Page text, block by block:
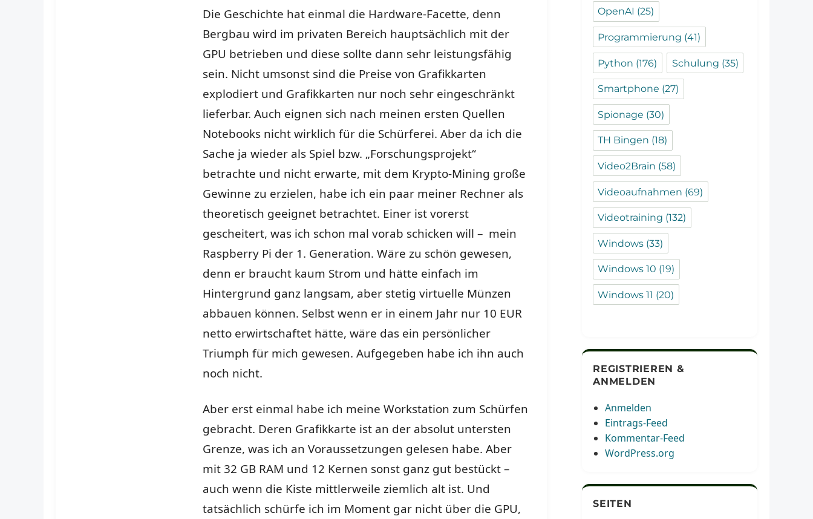
Die Geschichte hat einmal die Hardware-Facette, denn
Bergbau wird im privaten Bereich hauptsächlich mit der
GPU betrieben und diese sollte dann sehr leistungsfähig
sein. Nicht umsonst sind die Preise von Grafikkarten
explodiert und Grafikkarten nur noch sehr eingeschränkt
lieferbar. Auch eignen sich nach meinen ersten Quellen
Notebooks nicht wirklich für die Schürferei. Aber da ich die
Sache ja wieder als Spiel bzw. „Forschungsprojekt“
betrachte und nicht erwarte, mit dem Krypto-Mining große
Gewinne zu erzielen, habe ich ein paar meiner Rechner als
theoretisch geeignet betrachtet. Einer ist vorerst
gescheitert, was ich schon mal vorab schicken will – mein
Raspberry Pi der 1. Generation. Wäre zu schön gewesen,
denn er braucht kaum Strom und hätte einfach im
Hintergrund ganz langsam, aber stetig virtuelle Münzen
abbauen können. Selbst wenn er in einem Jahr nur 10 EUR
netto erwirtschaftet hätte, wäre das ein persönlicher
Triumph für mich gewesen. Aufgegeben habe ich ihn auch
noch nicht.
Aber erst einmal habe ich meine Workstation zum Schürfen
gebracht. Deren Grafikkarte ist an der absolut untersten
Grenze, was ich an Voraussetzungen gelesen habe. Aber
mit 32 GB RAM und 12 Kernen sonst ganz gut bestückt –
auch wenn die Kiste mittlerweile ziemlich alt ist. Und
tatsächlich schürfe ich im Moment gar nicht über die GPU,
OpenAI (25)
Programmierung (41)
Python (176) Schulung (35)
Smartphone (27)
Spionage (30)
TH Bingen (18)
Video2Brain (58)
Videoaufnahmen (69)
Videotraining (132)
Windows (33)
Windows 10 (19)
Windows 11 (20)
REGISTRIEREN &
ANMELDEN
Anmelden
Eintrags-Feed
Kommentar-Feed
WordPress.org
SEITEN